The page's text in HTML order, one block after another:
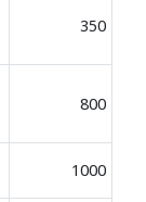
350
800
1000